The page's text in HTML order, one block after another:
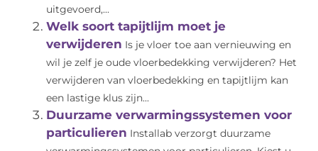
uitgevoerd,...
Welk soort tapijtlijm moet je
verwijderen Is je vloer toe aan vernieuwing en
wil je zelf je oude vloerbedekking verwijderen? Het
verwijderen van vloerbedekking en tapijtlijm kan
een lastige klus zijn...
Duurzame verwarmingssystemen voor
particulieren Installab verzorgt duurzame